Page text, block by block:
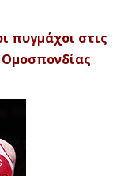
πυγμάχοι στις
Ομοσπονδίας